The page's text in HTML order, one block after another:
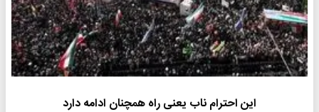
این احترام ناب یعنی راه همچنان ادامه دارد